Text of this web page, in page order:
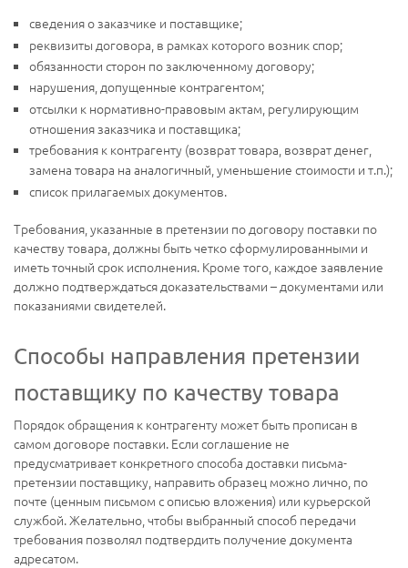
сведения о заказчике и поставщике;
реквизиты договора, в рамках которого возник спор;
обязанности сторон по заключенному договору;
нарушения, допущенные контрагентом;
отсылки к нормативно-правовым актам, регулирующим
отношения заказчика и поставщика;
требования к контрагенту (возврат товара, возврат денег,
замена товара на аналогичный, уменьшение стоимости и т.п.);
список прилагаемых документов.
Требования, указанные в претензии по договору поставки по
качеству товара, должны быть четко сформулированными и
иметь точный срок исполнения. Кроме того, каждое заявление
должно подтверждаться доказательствами – документами или
показаниями свидетелей.
Способы направления претензии
поставщику по качеству товара
Порядок обращения к контрагенту может быть прописан в
самом договоре поставки. Если соглашение не
предусматривает конкретного способа доставки письма-
претензии поставщику, направить образец можно лично, по
почте (ценным письмом с описью вложения) или курьерской
службой. Желательно, чтобы выбранный способ передачи
требования позволял подтвердить получение документа
адресатом.